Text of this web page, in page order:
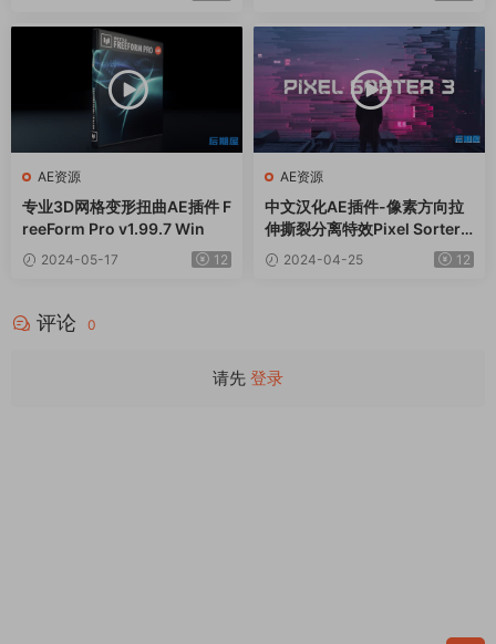
FX插件
AE资源
专业3D网格变形扭曲AE插件 F
reeForm Pro v1.99.7 Win
2024-05-17 12
AE资源
中文汉化AE插件-像素方向拉
伸撕裂分离特效Pixel Sorter
3.0.0 Win+使用教程
2024-04-25 12
评论 0
请先 登录